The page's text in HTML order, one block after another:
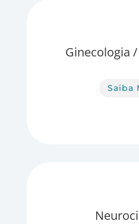
Ginecologia
Saiba